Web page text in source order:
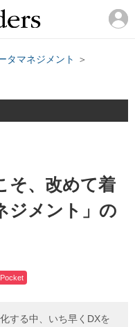
タマネジメント
＞
そ、改めて着
ジメント」の
Pocket
する中、いち早くDXを